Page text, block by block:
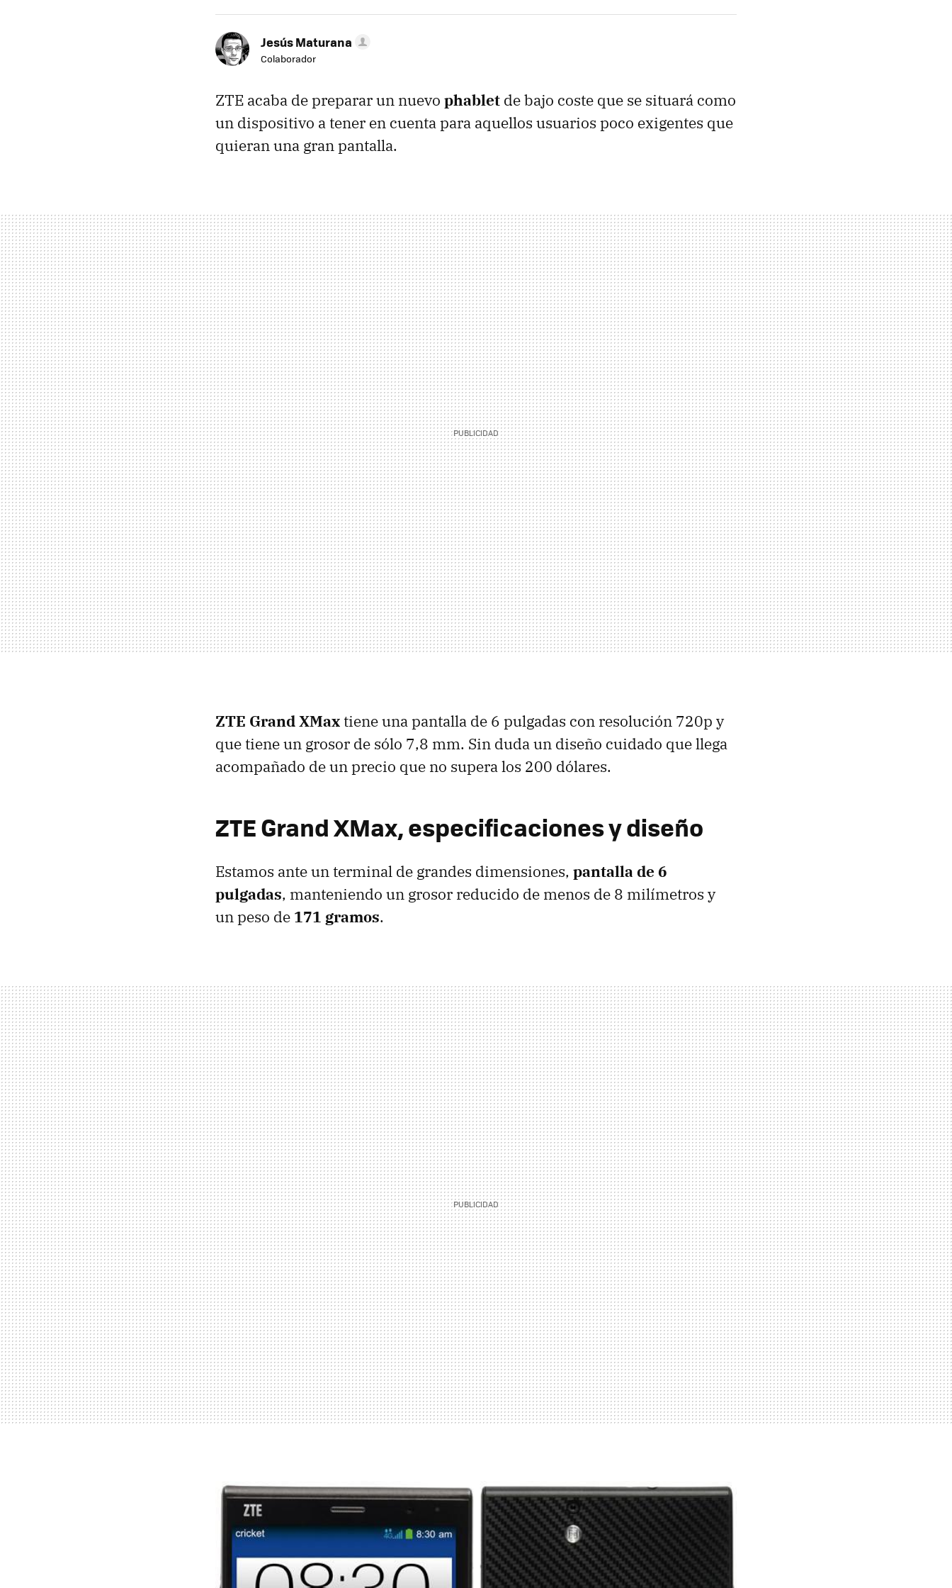
Jesús Maturana
Colaborador
ZTE acaba de preparar un nuevo phablet de bajo coste que se situará como
un dispositivo a tener en cuenta para aquellos usuarios poco exigentes que
quieran una gran pantalla.
ZTE Grand XMax tiene una pantalla de 6 pulgadas con resolución 720p y
que tiene un grosor de sólo 7,8 mm. Sin duda un diseño cuidado que llega
acompañado de un precio que no supera los 200 dólares.
ZTE Grand XMax, especificaciones y diseño
Estamos ante un terminal de grandes dimensiones, pantalla de 6
pulgadas, manteniendo un grosor reducido de menos de 8 milímetros y
un peso de 171 gramos.